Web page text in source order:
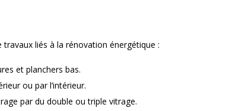
travaux liés à la rénovation énergétique :
et planchers bas.
ou par l’intérieur.
par du double ou triple vitrage.